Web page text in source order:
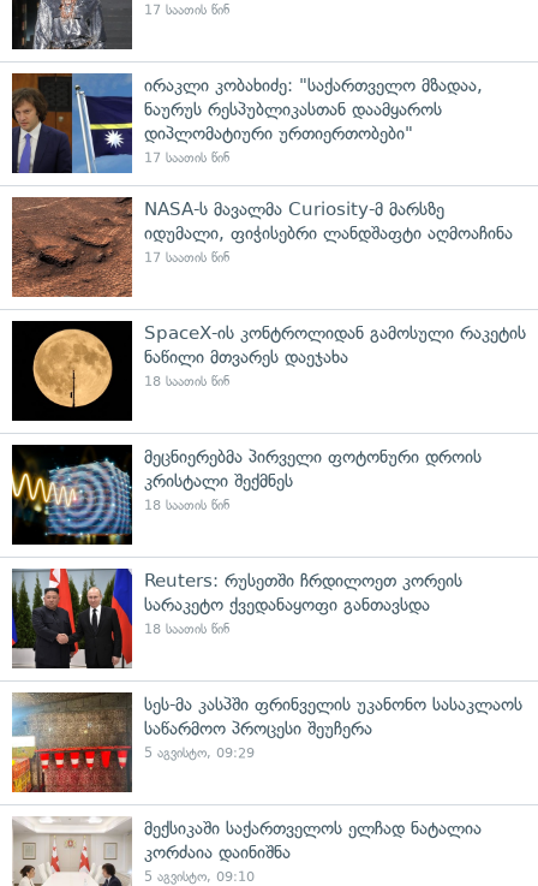
17 საათის წინ
ირაკლი კობახიძე: "საქართველო მზადაა,
ნაურუს რესპუბლიკასთან დაამყაროს
დიპლომატიური ურთიერთობები"
17 საათის წინ
NASA-ს მავალმა Curiosity-მ მარსზე
იდუმალი, ფიჭისებრი ლანდშაფტი აღმოაჩინა
17 საათის წინ
SpaceX-ის კონტროლიდან გამოსული რაკეტის
ნაწილი მთვარეს დაეჯახა
18 საათის წინ
მეცნიერებმა პირველი ფოტონური დროის
კრისტალი შექმნეს
18 საათის წინ
Reuters: რუსეთში ჩრდილოეთ კორეის
სარაკეტო ქვედანაყოფი განთავსდა
18 საათის წინ
სეს-მა კასპში ფრინველის უკანონო სასაკლაოს
საწარმოო პროცესი შეუჩერა
5 აგვისტო, 09:29
მექსიკაში საქართველოს ელჩად ნატალია
კორძაია დაინიშნა
5 აგვისტო, 09:10